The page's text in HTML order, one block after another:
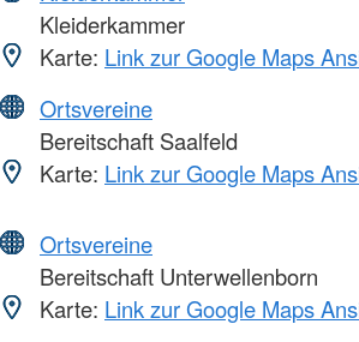
Kleiderkammer
Karte: Link zur Google Maps
Ortsvereine
Bereitschaft Saalfeld
Karte: Link zur Google Maps
Ortsvereine
Bereitschaft Unterwellenborn
Karte: Link zur Google Maps